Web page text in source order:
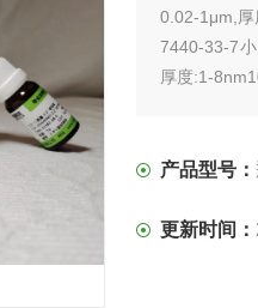
0.02-1μm,
7440-33-7
厚度:1-
产品型号：
更新时间：